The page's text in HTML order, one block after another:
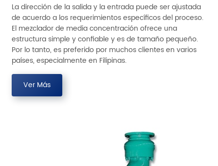
La dirección de la salida y la entrada puede ser ajustada
de acuerdo a los requerimientos específicos del proceso.
El mezclador de media concentración ofrece una
estructura simple y confiable y es de tamaño pequeño.
Por lo tanto, es preferido por muchos clientes en varios
países, especialmente en Filipinas.
Ver Más